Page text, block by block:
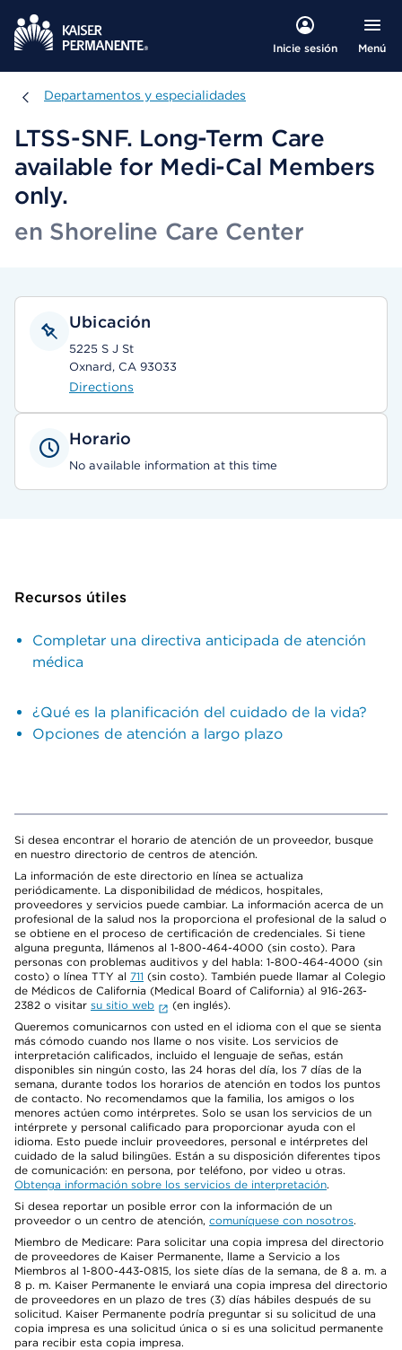
Inicie sesión Menú
Departamentos y especialidades
Departamentos y especialidades
LTSS-SNF. Long-Term Care
available for Medi-Cal Members
only.
en Shoreline Care Center
Ubicación
5225 S J St
Oxnard, CA 93033
Directions
Horario
No available information at this time
Recursos útiles
Completar una directiva anticipada de atención
médica
¿Qué es la planificación del cuidado de la vida?
Opciones de atención a largo plazo
Si desea encontrar el horario de atención de un proveedor, busque
en nuestro directorio de centros de atención.
La información de este directorio en línea se actualiza
periódicamente. La disponibilidad de médicos, hospitales,
proveedores y servicios puede cambiar. La información acerca de un
profesional de la salud nos la proporciona el profesional de la salud o
se obtiene en el proceso de certificación de credenciales. Si tiene
alguna pregunta, llámenos al 1-800-464-4000 (sin costo). Para
personas con problemas auditivos y del habla: 1-800-464-4000 (sin
costo) o línea TTY al 711 (sin costo). También puede llamar al Colegio
de Médicos de California (Medical Board of California) al 916-263-
2382 o visitar su sitio web
(en inglés).
Queremos comunicarnos con usted en el idioma con el que se sienta
más cómodo cuando nos llame o nos visite. Los servicios de
interpretación calificados, incluido el lenguaje de señas, están
disponibles sin ningún costo, las 24 horas del día, los 7 días de la
semana, durante todos los horarios de atención en todos los puntos
de contacto. No recomendamos que la familia, los amigos o los
menores actúen como intérpretes. Solo se usan los servicios de un
intérprete y personal calificado para proporcionar ayuda con el
idioma. Esto puede incluir proveedores, personal e intérpretes del
cuidado de la salud bilingües. Están a su disposición diferentes tipos
de comunicación: en persona, por teléfono, por video u otras.
Obtenga información sobre los servicios de interpretación.
Si desea reportar un posible error con la información de un
proveedor o un centro de atención, comuníquese con nosotros.
Miembro de Medicare: Para solicitar una copia impresa del directorio
de proveedores de Kaiser Permanente, llame a Servicio a los
Miembros al 1-800-443-0815, los siete días de la semana, de 8 a. m. a
8 p. m. Kaiser Permanente le enviará una copia impresa del directorio
de proveedores en un plazo de tres (3) días hábiles después de su
solicitud. Kaiser Permanente podría preguntar si su solicitud de una
copia impresa es una solicitud única o si es una solicitud permanente
para recibir esta copia impresa.